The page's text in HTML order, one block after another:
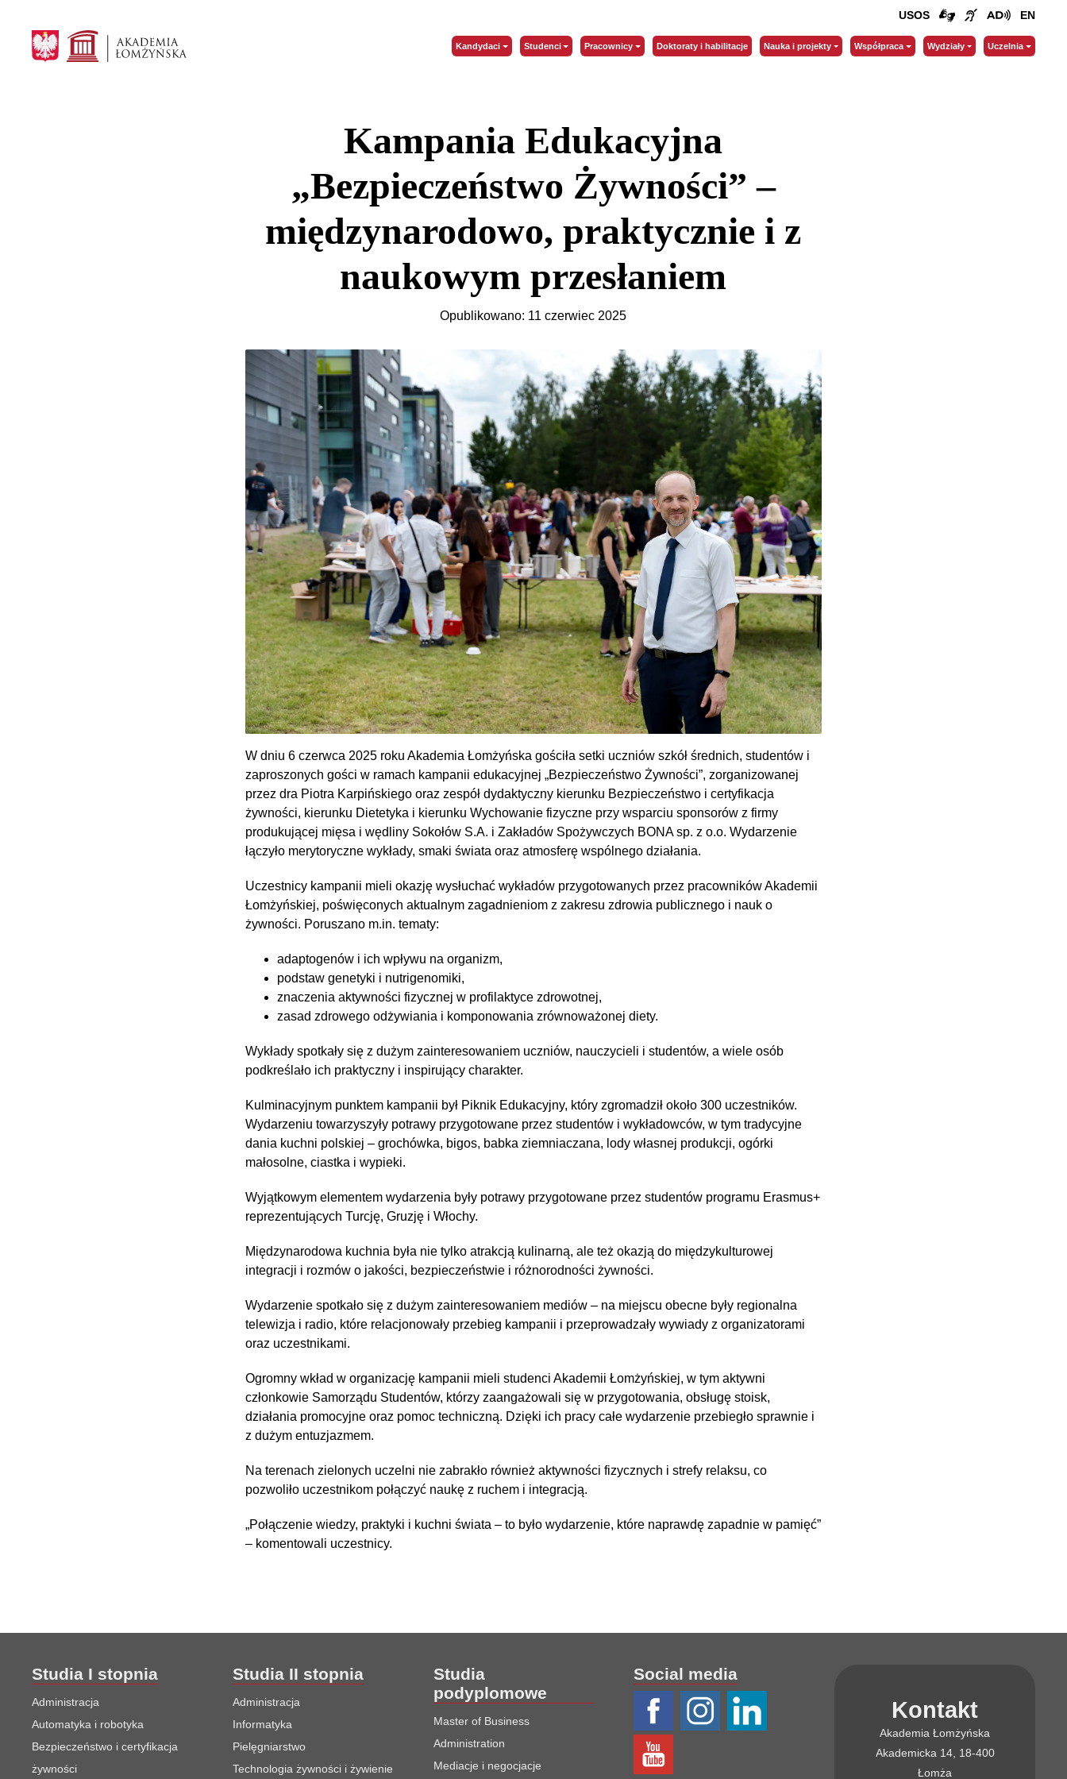
USOS EN
Kandydaci Studenci Pracownicy Doktoraty i habilitacje Nauka i projekty Współpraca Wydziały Uczelnia
Kampania Edukacyjna
„Bezpieczeństwo Żywności” –
międzynarodowo, praktycznie i z
naukowym przesłaniem
Opublikowano: 11 czerwiec 2025
W dniu 6 czerwca 2025 roku Akademia Łomżyńska gościła setki uczniów szkół średnich, studentów i
zaproszonych gości w ramach kampanii edukacyjnej „Bezpieczeństwo Żywności”, zorganizowanej
przez dra Piotra Karpińskiego oraz zespół dydaktyczny kierunku Bezpieczeństwo i certyfikacja
żywności, kierunku Dietetyka i kierunku Wychowanie fizyczne przy wsparciu sponsorów z firmy
produkującej mięsa i wędliny Sokołów S.A. i Zakładów Spożywczych BONA sp. z o.o. Wydarzenie
łączyło merytoryczne wykłady, smaki świata oraz atmosferę wspólnego działania.
Uczestnicy kampanii mieli okazję wysłuchać wykładów przygotowanych przez pracowników Akademii
Łomżyńskiej, poświęconych aktualnym zagadnieniom z zakresu zdrowia publicznego i nauk o
żywności. Poruszano m.in. tematy:
adaptogenów i ich wpływu na organizm,
podstaw genetyki i nutrigenomiki,
znaczenia aktywności fizycznej w profilaktyce zdrowotnej,
zasad zdrowego odżywiania i komponowania zrównoważonej diety.
Wykłady spotkały się z dużym zainteresowaniem uczniów, nauczycieli i studentów, a wiele osób
podkreślało ich praktyczny i inspirujący charakter.
Kulminacyjnym punktem kampanii był Piknik Edukacyjny, który zgromadził około 300 uczestników.
Wydarzeniu towarzyszyły potrawy przygotowane przez studentów i wykładowców, w tym tradycyjne
dania kuchni polskiej – grochówka, bigos, babka ziemniaczana, lody własnej produkcji, ogórki
małosolne, ciastka i wypieki.
Wyjątkowym elementem wydarzenia były potrawy przygotowane przez studentów programu Erasmus+
reprezentujących Turcję, Gruzję i Włochy.
Międzynarodowa kuchnia była nie tylko atrakcją kulinarną, ale też okazją do międzykulturowej
integracji i rozmów o jakości, bezpieczeństwie i różnorodności żywności.
Wydarzenie spotkało się z dużym zainteresowaniem mediów – na miejscu obecne były regionalna
telewizja i radio, które relacjonowały przebieg kampanii i przeprowadzały wywiady z organizatorami
oraz uczestnikami.
Ogromny wkład w organizację kampanii mieli studenci Akademii Łomżyńskiej, w tym aktywni
członkowie Samorządu Studentów, którzy zaangażowali się w przygotowania, obsługę stoisk,
działania promocyjne oraz pomoc techniczną. Dzięki ich pracy całe wydarzenie przebiegło sprawnie i
z dużym entuzjazmem.
Na terenach zielonych uczelni nie zabrakło również aktywności fizycznych i strefy relaksu, co
pozwoliło uczestnikom połączyć naukę z ruchem i integracją.
„Połączenie wiedzy, praktyki i kuchni świata – to było wydarzenie, które naprawdę zapadnie w pamięć”
– komentowali uczestnicy.
Studia I stopnia
Administracja
Automatyka i robotyka
Bezpieczeństwo i certyfikacja
żywności
Studia II stopnia
Administracja
Informatyka
Pielęgniarstwo
Technologia żywności i żywienie
Studia
podyplomowe
Master of Business
Administration
Mediacje i negocjacje
Social media
Kontakt
Akademia Łomżyńska
Akademicka 14, 18-400
Łomża